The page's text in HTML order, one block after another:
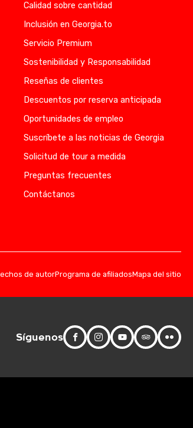
Calidad sobre cantidad
Inclusión en Georgia.to
Servicio Premium
Sostenibilidad y Responsabilidad
Reseñas de clientes
Descuentos por reserva anticipada
Oportunidades de empleo
Suscríbete a las noticias de Georgia
Solicitud de tour a medida
Preguntas frecuentes
Contáctanos
de autorPrograma de afiliadosMapa del sitio
Síguenos